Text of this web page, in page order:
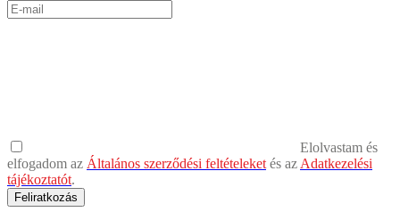
Elolvastam és
elfogadom az Általános szerződési feltételeket és az Adatkezelési
tájékoztatót.
Feliratkozás